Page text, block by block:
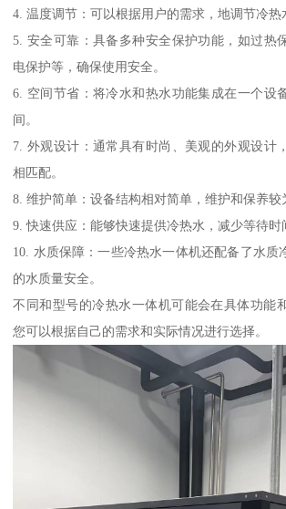
4. 温度调节：可以根据用户的需求，地调节冷热
5. 安全可靠：具备多种安全保护功能，如过热
电保护等，确保使用安全。
6. 空间节省：将冷水和热水功能集成在一个设
间。
7. 外观设计：通常具有时尚、美观的外观设计
相匹配。
8. 维护简单：设备结构相对简单，维护和保养较
9. 快速供应：能够快速提供冷热水，减少等待时
10. 水质保障：一些冷热水一体机还配备了水质
的水质量安全。
不同和型号的冷热水一体机可能会在具体功能
您可以根据自己的需求和实际情况进行选择。